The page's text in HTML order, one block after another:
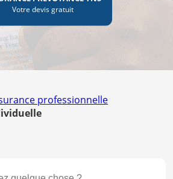
Votre devis gratuit
professionnelle